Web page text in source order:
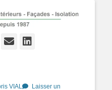
André VIAL
- Isolation - Local depuis 1987
Email
VIAL
Laisser un